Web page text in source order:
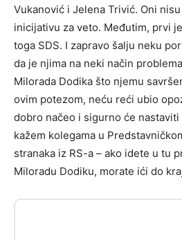
Vukanović i Jelena Trivić. Oni
inicijativu za veto. Međutim, prvi
toga SDS. I zapravo šalju neku
da je njima na neki način
Milorada Dodika što njemu
ovim potezom, neću reći ubio
dobro načeo i sigurno će
kažem kolegama u
stranaka iz RS-a – ako idete u tu
Miloradu Dodiku, morate ići do